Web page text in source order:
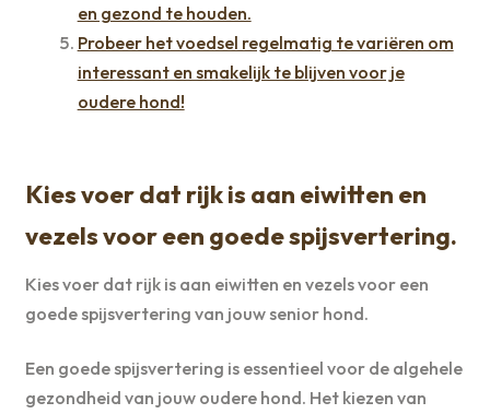
en gezond te houden.
Probeer het voedsel regelmatig te variëren om
interessant en smakelijk te blijven voor je
oudere hond!
Kies voer dat rijk is aan eiwitten en
vezels voor een goede spijsvertering.
Kies voer dat rijk is aan eiwitten en vezels voor een
goede spijsvertering van jouw senior hond.
Een goede spijsvertering is essentieel voor de algehele
gezondheid van jouw oudere hond. Het kiezen van